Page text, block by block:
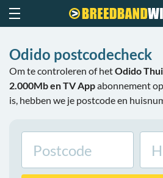
Odido postcodecheck
Om te controleren of hetOdido
2.000Mb en TV Appabonnement
is, hebben we je postcode en